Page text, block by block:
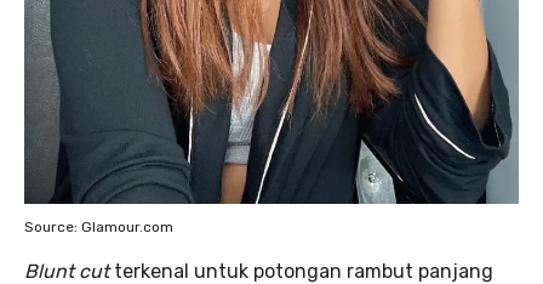
Source: Glamour.com
Blunt cutterkenal untuk potongan rambut panjang